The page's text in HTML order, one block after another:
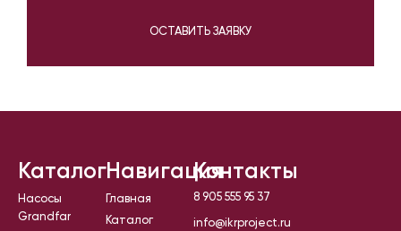
ОСТАВИТЬ ЗАЯВКУ
Каталог
Насосы
Grandfar
Навигация
Главная
Каталог
Контакты
8 905 555 95 37
info@ikrproject.ru